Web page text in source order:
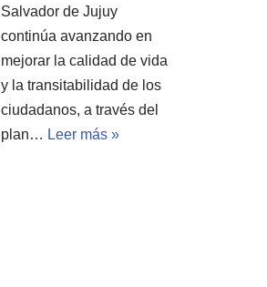
Salvador de Jujuy
continúa avanzando en
mejorar la calidad de vida
y la transitabilidad de los
ciudadanos, a través del
plan… Leer más »